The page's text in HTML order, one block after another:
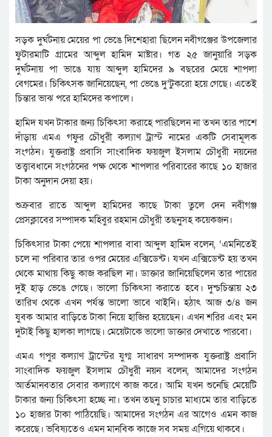
সড়ক দুর্ঘটনায় মেয়ের পা ভেঙে দিশেহারা ছিলেন নবীগঞ্জের উপজেলার
ফুটারমাটি গ্রামের আব্দুল হামিদ মাষ্টার। গত ২৫ জানুয়ারি সড়ক
দুর্ঘটনায় পা ভাঙে যায় আব্দুল হামিদের ৯ বছরের মেয়ে শাপলা
বেগমের। চিকিৎসক জানিয়েছেন, পা ভেঙে দু’টুকরো হয়ে গেছে। এতেই
চিন্তার ভাঝ পরে হামিদের কপালে।
হামিদ যখন টাকার জন্য চিকিৎসা করাহে পারছিলেন না তখন তার পাশে
দাঁড়ায় এমএ গফুর চৌধুরী কল্যাণ ট্রাস্ট নামের একটি সেবামূলক
সংগঠন। যুক্তরাষ্ট্র প্রবাসি সাংবাদিক ফয়জুল ইসলাম চৌধুরী নয়নের
তত্ত্বাবধানে সংগঠনের পক্ষ থেকে শাপলার পরিবারের কাছে ১০ হাজার
টাকা অনুদান দেয়া হয়।
শুক্রবার রাতে আব্দুল হামিদের কাছে টাকা তুলে দেন নবীগঞ্জ
প্রেসক্লাবের সম্পাদক মহিবুর রহমান চৌধুরী তছনুসহ কয়েকজন।
চিকিৎসার টাকা পেয়ে শাপলার বাবা আব্দুল হামিদ বলেন, ‘এমনিতেই
চলে না পরিবার তার ওপর মেয়ের এক্সিডেন্ট। যখন এক্সিডেন্ট হয় তখন
থেকে মাথায় কিছু কাজ করছিল না। ডাক্তার জানিয়েছিলেন তার পায়ের
দুই হাড় ভেঙে গেছে। ভালো চিকিৎসা করাতে হবে। দুশ্চচিন্তায় ২৩
তারিখ থেকে এখন পর্যন্ত ভালো ভাবে খাইনি। হঠাৎ আজ ৩/৪ জন
যুবক আমার বাড়িতে টাকা নিয়ে হাজির হয়েছেন। এখন শরির এবং মন
দুটাই কিছু হালকা লাগছে। মেয়েটাকে ভালো ডাক্তার দেখাতে পারবো।
এমএ গপুর কল্যাণ ট্রাস্টের যুগ্ম সাধারণ সম্পাদক যুক্তরাষ্ট্র প্রবাসি
সাংবাদিক ফয়জুল ইসলাম চৌধুরী নয়ন বলেন, আমাদের সংগঠন
আর্তমানবতার সেবার কল্যাণে কাজ করে। আমি যখন শুনেছি মেয়েটি
টাকার জন্য চিকিৎসা হচ্ছে না। তখন তছনু চাচার মাধ্যমে তার বাড়িতে
১০ হাজার টাকা পাঠিয়েছি। আমাদের সংগঠন এর আগেও এমন কাজ
করেছে। ভবিষ্যতেও এমন মানবিক কাজে সব সময় এগিয়ে থাকবে।